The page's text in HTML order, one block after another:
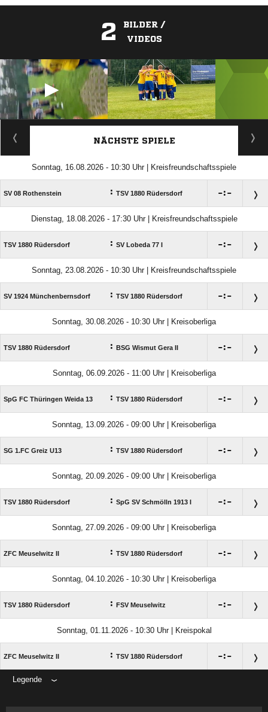
2
BILDER /
VIDEOS
ANZEIGE
NÄCHSTE SPIELE
Sonntag, 16.08.2026 - 10:30 Uhr | Kreisfreundschaftsspiele
SV 08 Rothenstein : TSV 1880 Rüdersdorf :
Dienstag, 18.08.2026 - 17:30 Uhr | Kreisfreundschaftsspiele
TSV 1880 Rüdersdorf : SV Lobeda 77 I :
Sonntag, 23.08.2026 - 10:30 Uhr | Kreisfreundschaftsspiele
SV 1924 Münchenbernsdorf : TSV 1880 Rüdersdorf :
Sonntag, 30.08.2026 - 10:30 Uhr | Kreisoberliga
TSV 1880 Rüdersdorf : BSG Wismut Gera II :
Sonntag, 06.09.2026 - 11:00 Uhr | Kreisoberliga
SpG FC Thüringen Weida 13 : TSV 1880 Rüdersdorf :
Sonntag, 13.09.2026 - 09:00 Uhr | Kreisoberliga
SG 1.FC Greiz U13 : TSV 1880 Rüdersdorf :
Sonntag, 20.09.2026 - 09:00 Uhr | Kreisoberliga
TSV 1880 Rüdersdorf : SpG SV Schmölln 1913 I :
Sonntag, 27.09.2026 - 09:00 Uhr | Kreisoberliga
ZFC Meuselwitz II : TSV 1880 Rüdersdorf :
Sonntag, 04.10.2026 - 10:30 Uhr | Kreisoberliga
TSV 1880 Rüdersdorf : FSV Meuselwitz :
Sonntag, 01.11.2026 - 10:30 Uhr | Kreispokal
ZFC Meuselwitz II : TSV 1880 Rüdersdorf :
Legende